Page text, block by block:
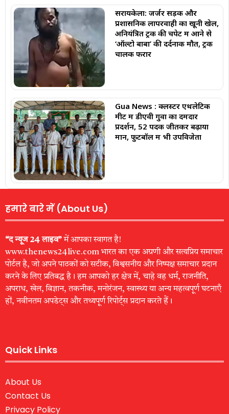
सरायकेला: जर्जर सड़क और
प्रशासनिक लापरवाही का खूनी खेल,
अनियंत्रित ट्रक की चपेट में आने से
‘ऑल्टो बाबा’ की दर्दनाक मौत, ट्रक
चालक फरार
Gua News : क्लस्टर एथलेटिक
मीट में डीएवी गुवा का दमदार
प्रदर्शन, 52 पदक जीतकर बढ़ाया
मान, फुटबॉल में भी उपविजेता
हमारे बारे में (About Us)
“द न्यूज 24 लाइव”में आपका स्वागत है!
www.thenews24live.com भारत का एक अग्रणी और सत्यप्रिय समाचार
पोर्टल है, जो अपने पाठकों को सटीक, विश्वसनीय और निष्पक्ष समाचार प्रदान
करने के लिए प्रतिबद्ध है। हम आपको हर क्षेत्र में, चाहे वह धर्म, राजनीति,
अपराध, खेल, विज्ञान, तकनीक, मनोरंजन, स्वास्थ्य या अन्य महत्वपूर्ण घटनाएँ
हों, नवीनतम अपडेट्स और तथ्यपूर्ण रिपोर्ट्स प्रदान करते हैं।
Quick Links
About Us
Contact Us
Privacy Policy